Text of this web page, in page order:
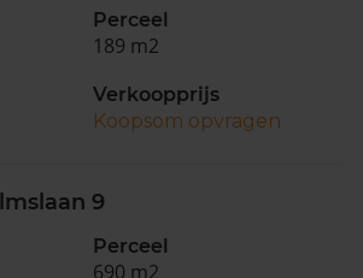
Perceel
189 m2
Verkoopprijs
Koopsom opvragen
9
Perceel
690 m2